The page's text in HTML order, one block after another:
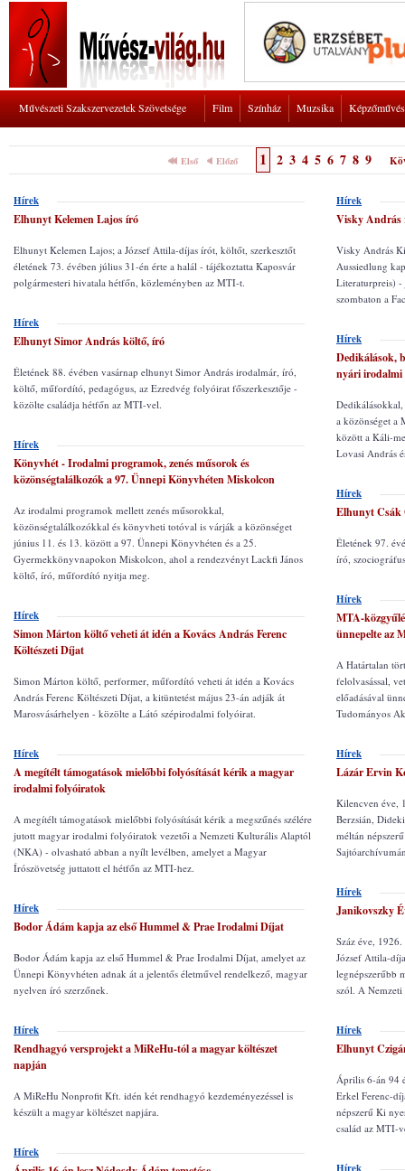
Művészeti Szakszervezetek Szövetsége Film Színház Muzsika
Első Előző 1 2 3 4 5 6 7 8 9
Hírek
Elhunyt Kelemen Lajos író
Elhunyt Kelemen Lajos; a József Attila-díjas írót, költőt, szerkesztőt
életének 73. évében július 31-én érte a halál - tájékoztatta Kaposvár
polgármesteri hivatala hétfőn, közleményben az MTI-t.
Hírek
Elhunyt Simor András költő, író
Életének 88. évében vasárnap elhunyt Simor András irodalmár, író,
költő, műfordító, pedagógus, az Ezredvég folyóirat főszerkesztője -
közölte családja hétfőn az MTI-vel.
Hírek
Könyvhét - Irodalmi programok, zenés műsorok és
közönségtalálkozók a 97. Ünnepi Könyvhéten Miskolcon
Az irodalmi programok mellett zenés műsorokkal,
közönségtalálkozókkal és könyvheti totóval is várják a közönséget
június 11. és 13. között a 97. Ünnepi Könyvhéten és a 25.
Gyermekkönyvnapokon Miskolcon, ahol a rendezvényt Lackfi János
költő, író, műfordító nyitja meg.
Hírek
Simon Márton költő veheti át idén a Kovács András Ferenc
Költészeti Díjat
Simon Márton költő, performer, műfordító veheti át idén a Kovács
András Ferenc Költészeti Díjat, a kitüntetést május 23-án adják át
Marosvásárhelyen - közölte a Látó szépirodalmi folyóirat.
Hírek
A megítélt támogatások mielőbbi folyósítását kérik a magyar
irodalmi folyóiratok
A megítélt támogatások mielőbbi folyósítását kérik a megszűnés szélére
jutott magyar irodalmi folyóiratok vezetői a Nemzeti Kulturális Alaptól
(NKA) - olvasható abban a nyílt levélben, amelyet a Magyar
Írószövetség juttatott el hétfőn az MTI-hez.
Hírek
Bodor Ádám kapja az első Hummel & Prae Irodalmi Díjat
Bodor Ádám kapja az első Hummel & Prae Irodalmi Díjat, amelyet az
Ünnepi Könyvhéten adnak át a jelentős életművel rendelkező, magyar
nyelven író szerzőnek.
Hírek
Rendhagyó versprojekt a MiReHu-tól a magyar költészet
napján
A MiReHu Nonprofit Kft. idén két rendhagyó kezdeményezéssel is
készült a magyar költészet napjára.
Hírek
Hírek
Visky András
Visky András
Aussiedlung
Literaturpreis) -
szombaton a
Hírek
Dedikálások,
nyári irodalmi
a közönséget a
között a Káli-
Lovasi András
Hírek
Elhunyt Csák
Életének 97.
író,
Hírek
MTA-
ünnepelte az
A Határtalan
felolvasással,
előadásával
Tudományos
Hírek
Lázár Ervin
Kilencven éve,
Berzsián,
méltán
Hírek
Janikovszky
Száz éve,
József Attila-
legnépszerűbb
szól. A
Hírek
Elhunyt
Április 6-án 94
Erkel Ferenc-
népszerű Ki
család az MTI-